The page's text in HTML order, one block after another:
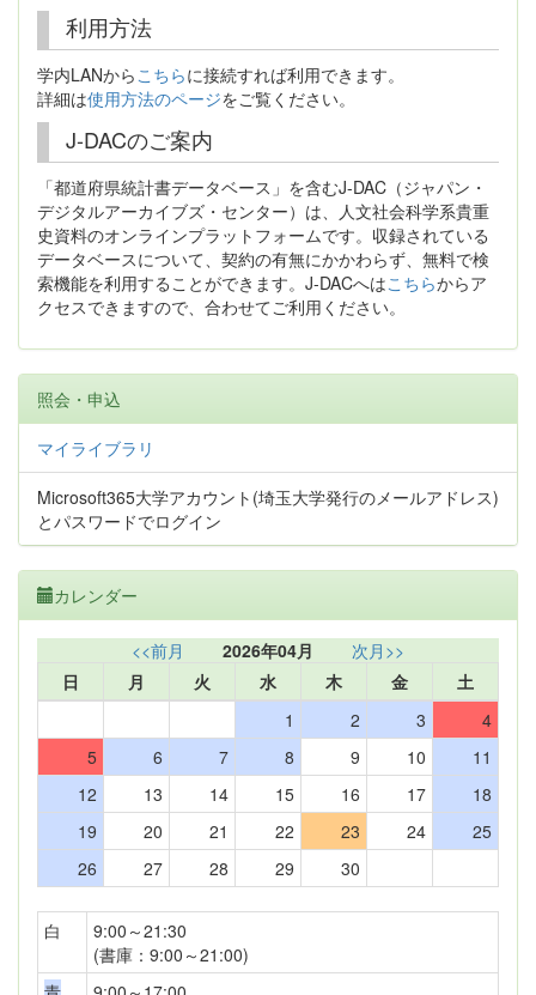
利用方法
学内LANからこちらに接続すれば利用できます。
詳細は使用方法のページをご覧ください。
J-DACのご案内
「都道府県統計書データベース」を含むJ-DAC（ジャパン・
デジタルアーカイブズ・センター）は、人文社会科学系貴重
史資料のオンラインプラットフォームです。収録されている
データベースについて、契約の有無にかかわらず、無料で検
索機能を利用することができます。J-DACへはこちらからア
クセスできますので、合わせてご利用ください。
照会・申込
マイライブラリ
Microsoft365大学アカウント(埼玉大学発行のメールアドレス)
とパスワードでログイン
カレンダー
<<前月 2026年04月
次月>>
日
月 火 水 木 金
土
1
2 3
4
5
6 7 8 9 10
11
12
13 14 15 16 17
18
19
20 21 22 23 24
25
26
27 28 29 30
白
9:00～21:30
(書庫：9:00～21:00)